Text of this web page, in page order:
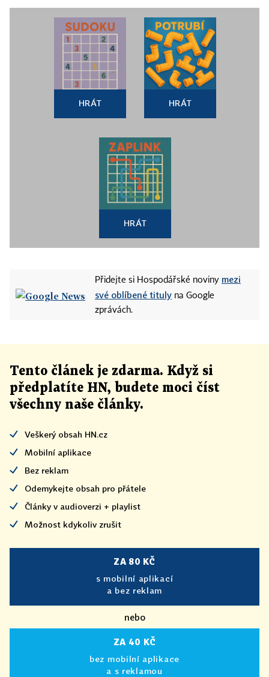
HRÁT HRÁT
HRÁT
Přidejte si Hospodářské noviny mezi
své oblíbené tituly na Google
zprávách.
Tento článek je zdarma. Když si
předplatíte HN, budete moci číst
všechny naše články.
Veškerý obsah HN.cz
Mobilní aplikace
Bez reklam
Odemykejte obsah pro přátele
Články v audioverzi + playlist
Možnost kdykoliv zrušit
ZA 80 KČ
s mobilní aplikací
a bez reklam
nebo
ZA 40 KČ
bez mobilní aplikace
a s reklamou